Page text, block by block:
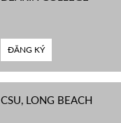
ĐĂNG KÝ
CSU, LONG BEACH